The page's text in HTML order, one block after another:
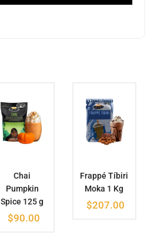
Chai
Pumpkin
Spice 125 g
$90.00
Frappé Tíbiri
Moka 1 Kg
$207.00